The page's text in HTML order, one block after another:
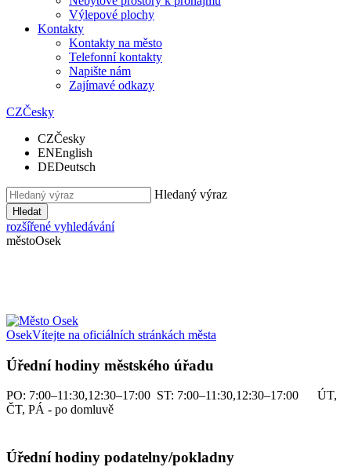
Výlepové plochy
Kontakty
Kontakty na město
Telefonní kontakty
Napište nám
Zajímavé odkazy
CZČesky
CZČesky
ENEnglish
DEDeutsch
Hledaný výraz
Hledat
rozšířené vyhledávání
městoOsek
OsekVítejte na oficiálních stránkách města
Úřední hodiny městského úřadu
PO: 7:00–11:30,12:30–17:00 ST: 7:00–11:30,12:30–17:00 ÚT,
ČT, PÁ - po domluvě
Úřední hodiny podatelny/pokladny